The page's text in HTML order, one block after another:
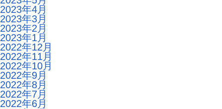
2023年4月
2023年3月
2023年2月
2023年1月
2022年12月
2022年11月
2022年10月
2022年9月
2022年8月
2022年7月
2022年6月